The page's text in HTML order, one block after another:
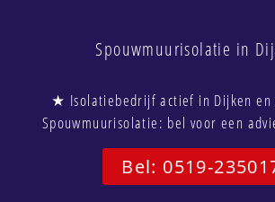
Spouwmuurisolatie in
★ Isolatiebedrijf actief in Dijken en
Spouwmuurisolatie: bel voor een
Bel: 0519-